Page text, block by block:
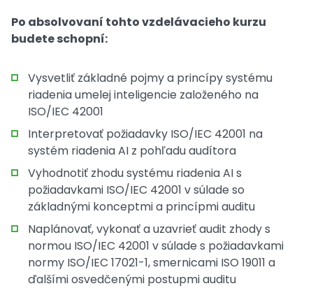
Po absolvovaní tohto vzdelávacieho kurzu
budete schopní:
Vysvetliť základné pojmy a princípy systému
riadenia umelej inteligencie založeného na
ISO/IEC 42001
Interpretovať požiadavky ISO/IEC 42001 na
systém riadenia AI z pohľadu audítora
Vyhodnotiť zhodu systému riadenia AI s
požiadavkami ISO/IEC 42001 v súlade so
základnými konceptmi a princípmi auditu
Naplánovať, vykonať a uzavrieť audit zhody s
normou ISO/IEC 42001 v súlade s požiadavkami
normy ISO/IEC 17021-1, smernicami ISO 19011 a
ďalšími osvedčenými postupmi auditu